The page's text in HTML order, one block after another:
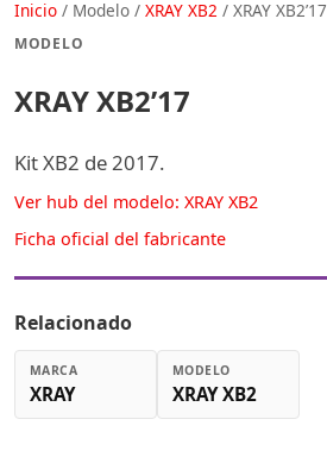
Inicio / Modelo / XRAY XB2 / XRAY XB2’17
MODELO
XRAY XB2’17
Kit XB2 de 2017.
Ver hub del modelo: XRAY XB2
Ficha oficial del fabricante
Relacionado
MARCA
XRAY
MODELO
XRAY XB2